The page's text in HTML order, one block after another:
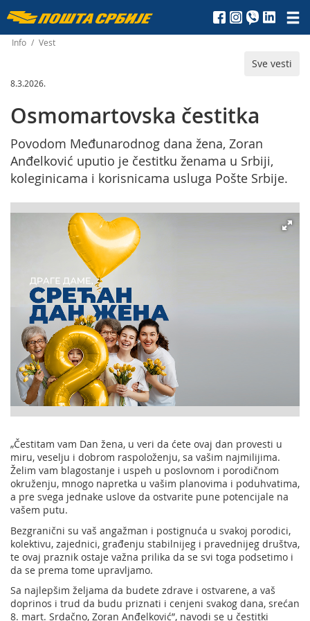
Пошта
Србије
д.о.о.
Info / Vest
Sve vesti
8.3.2026.
Osmomartovska čestitka
Povodom Međunarodnog dana žena, Zoran
Anđelković uputio je čestitku ženama u Srbiji,
koleginicama i korisnicama usluga Pošte Srbije.
„Čestitam vam Dan žena, u veri da ćete ovaj dan provesti u
miru, veselju i dobrom raspoloženju, sa vašim najmilijima.
Želim vam blagostanje i uspeh u poslovnom i porodičnom
okruženju, mnogo napretka u vašim planovima i poduhvatima,
a pre svega jednake uslove da ostvarite pune potencijale na
vašem putu.
Bezgranični su vaš angažman i postignuća u svakoj porodici,
kolektivu, zajednici, građenju stabilnijeg i pravednijeg društva,
te ovaj praznik ostaje važna prilika da se svi toga podsetimo i
da se prema tome upravljamo.
Sa najlepšim željama da budete zdrave i ostvarene, a vaš
doprinos i trud da budu priznati i cenjeni svakog dana, srećan
8. mart. Srdačno, Zoran Anđelković”, navodi se u čestitki